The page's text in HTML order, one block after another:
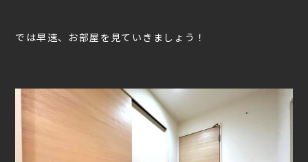
では早速、お部屋を見ていきましょう！